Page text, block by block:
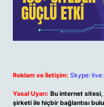
Reklam ve İletişim: Skype:
Yasal Uyarı: Bu internet sitesi,
şirketi ile hiçbir bağlantısı